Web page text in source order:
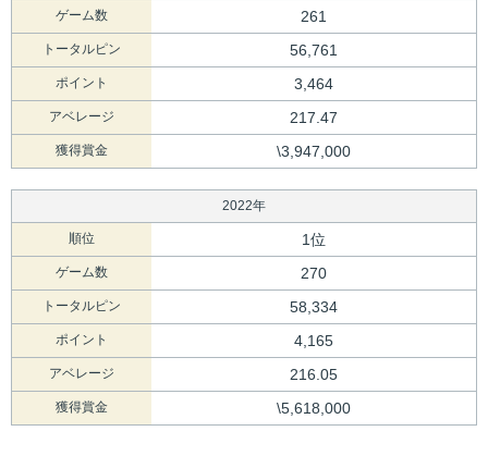
ゲーム数 261
トータルピン 56,761
ポイント 3,464
アベレージ 217.47
獲得賞金 \3,947,000
2022年
順位 1位
ゲーム数 270
トータルピン 58,334
ポイント 4,165
アベレージ 216.05
獲得賞金 \5,618,000